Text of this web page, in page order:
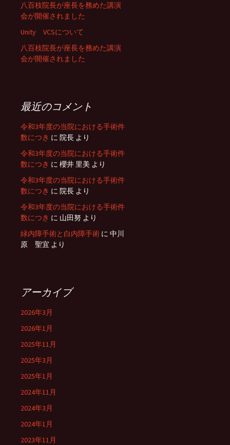
八百枝院長が座長を務めた講演
会が開催されました
Unity VCSについて
八百枝院長が座長を務めた講演
会が開催されました
最近のコメント
令和3年度の当院における手術件
数につき に 院長 より
令和3年度の当院における手術件
数につき に 櫻井 里美 より
令和3年度の当院における手術件
数につき に 院長 より
令和3年度の当院における手術件
数につき に 山田努 より
緑内障手術と白内障手術 に 中川
原 聖宜 より
アーカイブ
2026年3月
2026年1月
2025年11月
2025年3月
2025年1月
2024年11月
2024年3月
2024年1月
2023年11月